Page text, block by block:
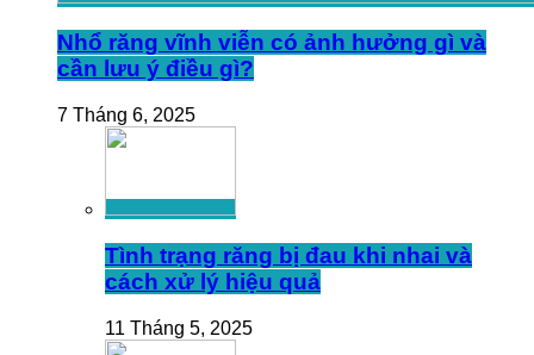
Nhổ răng vĩnh viễn có ảnh hưởng gì và
cần lưu ý điều gì?
7 Tháng 6, 2025
Tình trạng răng bị đau khi nhai và
cách xử lý hiệu quả
11 Tháng 5, 2025